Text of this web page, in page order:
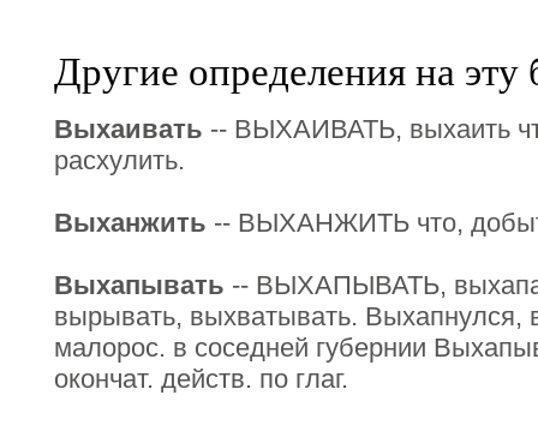
Другие определения на эту
Выхаивать -- ВЫХАИВАТЬ, выхаить
расхулить.
Выханжить -- ВЫХАНЖИТЬ что,
Выхапывать -- ВЫХАПЫВАТЬ,
вырывать, выхватывать. Выхапнулся,
малорос. в соседней губернии
окончат. действ. по глаг.